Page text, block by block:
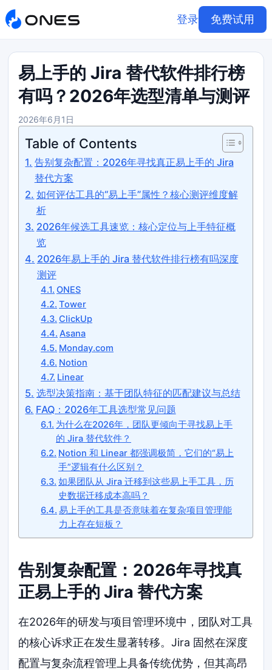
登录 免费试用
易上手的 Jira 替代软件排行榜
有吗？2026年选型清单与测评
2026年6月1日
Table of Contents
告别复杂配置：2026年寻找真正易上手的 Jira
替代方案
如何评估工具的“易上手”属性？核心测评维度解
析
2026年候选工具速览：核心定位与上手特征概
览
2026年易上手的 Jira 替代软件排行榜有吗深度
测评
ONES
Tower
ClickUp
Asana
Monday.com
Notion
Linear
选型决策指南：基于团队特征的匹配建议与总结
FAQ：2026年工具选型常见问题
为什么在2026年，团队更倾向于寻找易上手
的 Jira 替代软件？
Notion 和 Linear 都强调极简，它们的“易上
手”逻辑有什么区别？
如果团队从 Jira 迁移到这些易上手工具，历
史数据迁移成本高吗？
易上手的工具是否意味着在复杂项目管理能
力上存在短板？
告别复杂配置：2026年寻找真
正易上手的 Jira 替代方案
在2026年的研发与项目管理环境中，团队对工具
的核心诉求正在发生显著转移。Jira 固然在深度
配置与复杂流程管理上具备传统优势，但其高昂